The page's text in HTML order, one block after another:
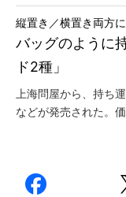
バッグのように
ド2種」
縦置き／横置き両方
上海問屋から、持ち
などが発売された。